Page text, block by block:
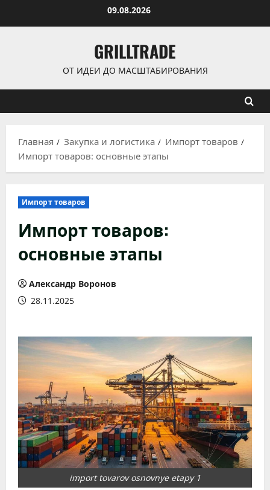
09.08.2026
GRILLTRADE
ОТ ИДЕИ ДО МАСШТАБИРОВАНИЯ
Главная Закупка и логистика
Импорт товаров
Импорт товаров: основные этапы
Импорт товаров
Импорт товаров:
основные этапы
Александр Воронов
28.11.2025
import tovarov osnovnye etapy 1